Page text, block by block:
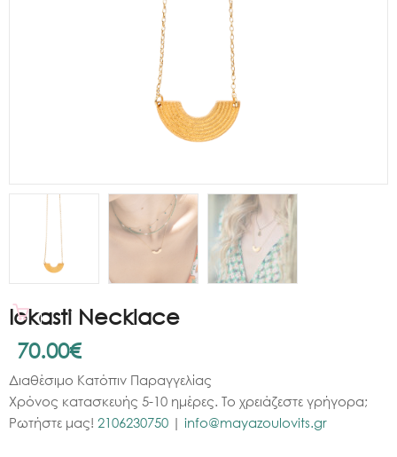
Iokasti Necklace
70.00€
Διαθέσιμο Κατόπιν Παραγγελίας
Χρόνος κατασκευής 5-10 ημέρες. Το χρειάζεστε γρήγορα;
Ρωτήστε μας! 2106230750 | info@mayazoulovits.gr